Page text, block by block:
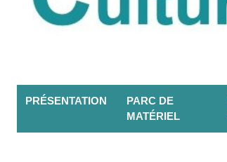
PRÉSENTATION
PARC DE
MATÉRIEL